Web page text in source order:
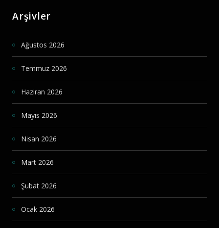
Arşivler
Ağustos 2026
Temmuz 2026
Haziran 2026
Mayıs 2026
Nisan 2026
Mart 2026
Şubat 2026
Ocak 2026